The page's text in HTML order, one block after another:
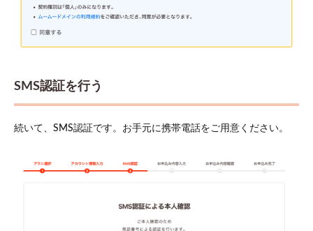
SMS認証を行う
続いて、SMS認証です。お手元に携帯電話をご用意ください。